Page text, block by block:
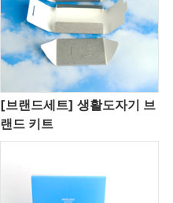
[브랜드세트] 생활도자기 브
랜드 키트